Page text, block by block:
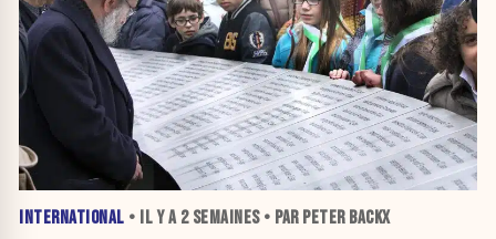
INTERNATIONAL • IL Y A 2 SEMAINES• PAR PETER BACKX